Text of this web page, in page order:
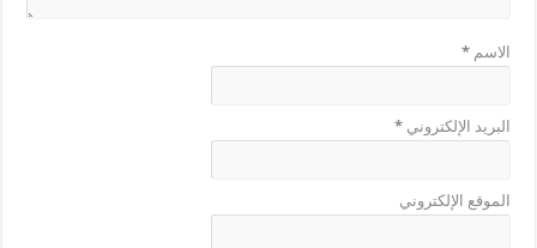
الاسم*
البريد الإلكتروني*
الموقع الإلكتروني